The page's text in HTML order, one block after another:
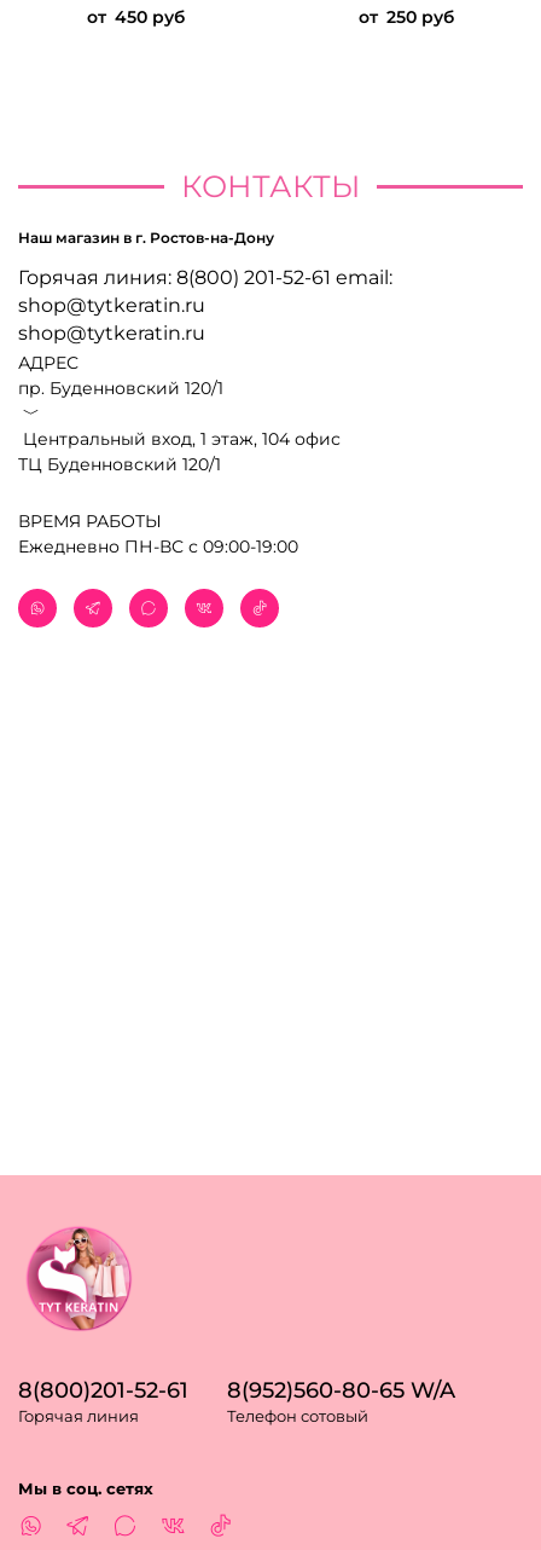
от 450 руб от 250 руб
КОНТАКТЫ
Наш магазин в г. Ростов-на-Дону
Горячая линия: 8(800) 201-52-61 email:
shop@tytkeratin.ru
shop@tytkeratin.ru
АДРЕС
пр. Буденновский 120/1
﹀
Центральный вход, 1 этаж, 104 офис
ТЦ Буденновский 120/1
ВРЕМЯ РАБОТЫ
Ежедневно ПН-ВС с 09:00-19:00
8(800)201-52-61
Горячая линия
8(952)560-80-65 W/A
Телефон сотовый
Мы в соц. сетях